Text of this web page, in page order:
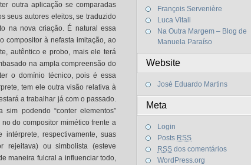
outra aplicação se comparadas
seus autores eleitos, se traduzido
na nova criação. É natural essa
compositor à nefasta imitação, ao
autêntico e probo, mais ele terá
na ampla compreensão do
o domínio técnico, pois é essa
tem ele outra visão relativa à
a trabalhar já com o passado.
podendo “conter elementos”
do compositor mimético frente a
respectivamente, suas
rejeitava) ou simbolista (esteve
maneira fulcral a influenciar todo,
François Servenière
Luca Vitali
Na Outra Margem – Blog de
Manuela Paraíso
Website
José Eduardo Martins
Meta
Login
Posts RSS
RSS dos comentários
WordPress.org